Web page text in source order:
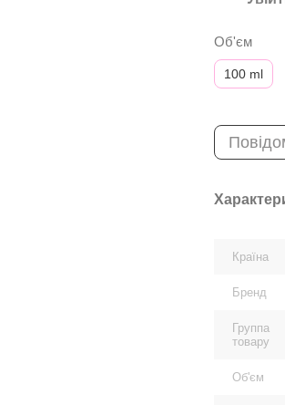
Об'єм
100 ml
Країна
Бренд
Группа
товару
Об'єм